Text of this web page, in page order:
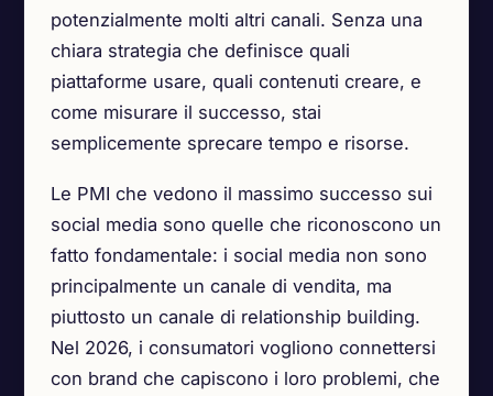
potenzialmente molti altri canali. Senza una
chiara strategia che definisce quali
piattaforme usare, quali contenuti creare, e
come misurare il successo, stai
semplicemente sprecare tempo e risorse.
Le PMI che vedono il massimo successo sui
social media sono quelle che riconoscono un
fatto fondamentale: i social media non sono
principalmente un canale di vendita, ma
piuttosto un canale di relationship building.
Nel 2026, i consumatori vogliono connettersi
con brand che capiscono i loro problemi, che